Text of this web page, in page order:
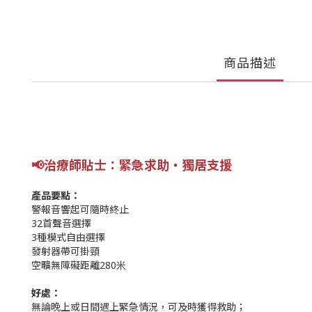
商品描述
📢治療師貼士 ：緊急求助 ‧獨居支援
產品要點：
警報音響起可隨時終止
32首聲音選擇
3種模式自由選擇
發射器帶可掛頸
空曠無障礙距離280米
好處：
無論晚上或日間遇上緊急情況，可及時獲得救助；